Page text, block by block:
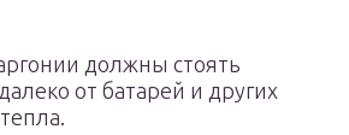
должны стоять
от батарей и других